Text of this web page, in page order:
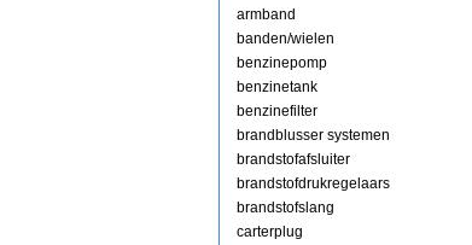
armband
banden/wielen
benzinepomp
benzinetank
benzinefilter
brandblusser systemen
brandstofafsluiter
brandstofdrukregelaars
brandstofslang
carterplug